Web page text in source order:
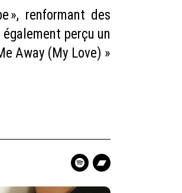
», renformant des
perçu un
Away (My Love) »